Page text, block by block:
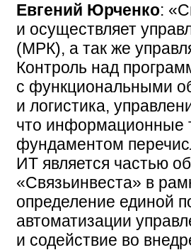
Евгений Юрченко:
и осуществляет
(МРК), а так же
Контроль над
с функциональными
и логистика,
что информационные
фундаментом
ИТ является частью
«Связьинвеста» в
определение единой
автоматизации
и содействие во